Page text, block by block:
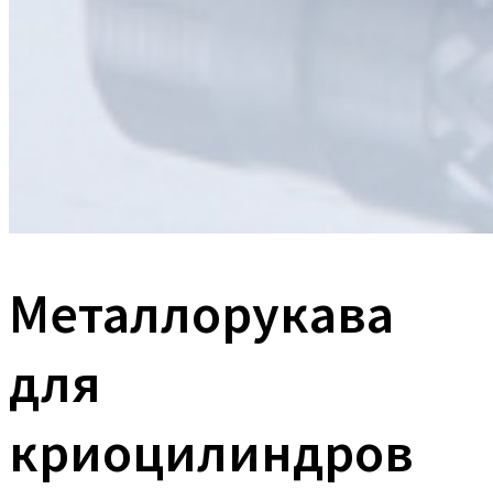
Металлорукава
для
криоцилиндров